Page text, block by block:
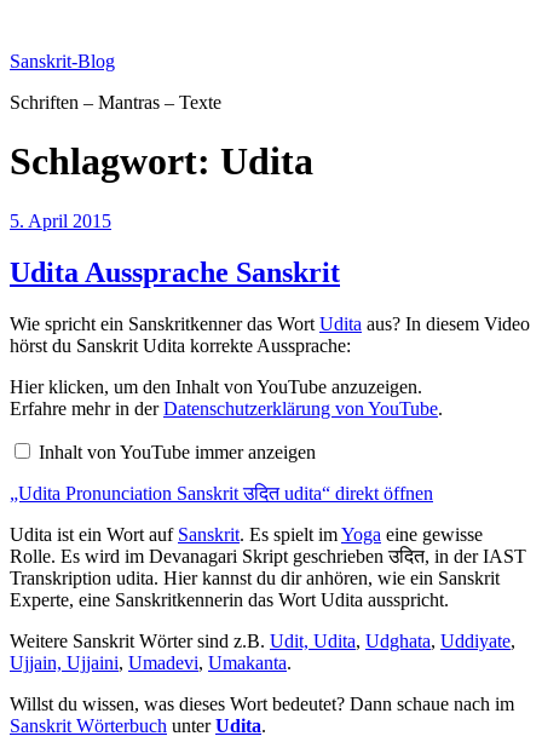
springen
Sanskrit-Blog
Schriften – Mantras – Texte
Schlagwort: Udita
Veröffentlicht
5. April 2015
Udita Aussprache Sanskrit
Wie spricht ein Sanskritkenner das Wort Udita aus? In diesem Video
hörst du Sanskrit Udita korrekte Aussprache:
„Udita
Pronunciation
Sanskrit
udita“
YouTube
Hier klicken, um den Inhalt von YouTube anzuzeigen.
Erfahre mehr in derDatenschutzerklärung von YouTube.
Inhalt von YouTube immer anzeigen
„Udita Pronunciation Sanskrit उदित udita“ direkt öffnen
Udita ist ein Wort auf Sanskrit. Es spielt imYoga eine gewisse
Rolle. Es wird im Devanagari Skript geschrieben उदित, in der IAST
Transkription udita. Hier kannst du dir anhören, wie ein Sanskrit
Experte, eine Sanskritkennerin das Wort Udita ausspricht.
Weitere Sanskrit Wörter sind z.B. Udit, Udita, Udghata, Uddiyate,
Ujjain, Ujjaini, Umadevi, Umakanta.
Willst du wissen, was dieses Wort bedeutet? Dann schaue nach im
Sanskrit Wörterbuch unterUdita.